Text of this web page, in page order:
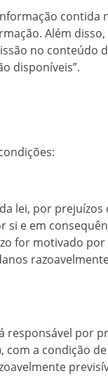
contida
Além
no conteúdo
disponíveis”.
lei, por
e em
for motivado
responsável por
a condição